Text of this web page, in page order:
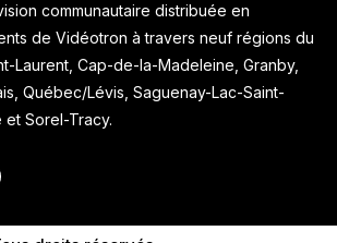
communautaire distribuée en
de Vidéotron à travers neuf régions du
Laurent, Cap-de-la-Madeleine, Granby,
Québec/Lévis, Saguenay-Lac-Saint-
Sorel-Tracy.